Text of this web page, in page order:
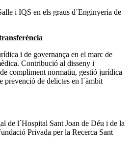
i IQS en els graus d´Enginyeria de
i de governança en el marc de
Contribució al disseny i
compliment normatiu, gestió jurídica
prevenció de delictes en l´àmbit
de l´Hospital Sant Joan de Déu i de la
Privada per la Recerca Sant